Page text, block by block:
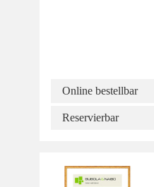
Online bestellbar
Reservierbar